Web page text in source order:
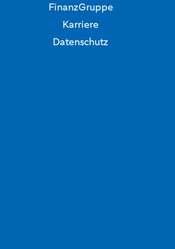
FinanzGruppe
Karriere
Datenschutz